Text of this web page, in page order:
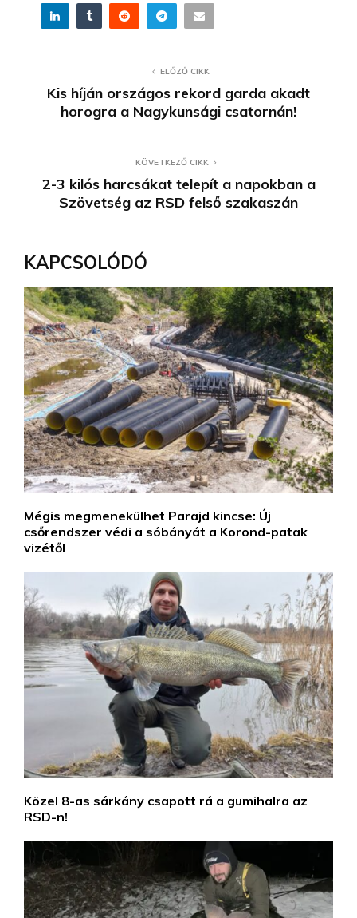
ELŐZŐ CIKK
Kis híján országos rekord garda akadt
horogra a Nagykunsági csatornán!
KÖVETKEZŐ CIKK
2-3 kilós harcsákat telepít a napokban a
Szövetség az RSD felső szakaszán
KAPCSOLÓDÓ
Mégis megmenekülhet Parajd kincse: Új
csőrendszer védi a sóbányát a Korond-patak
vizétől
Közel 8-as sárkány csapott rá a gumihalra az
RSD-n!